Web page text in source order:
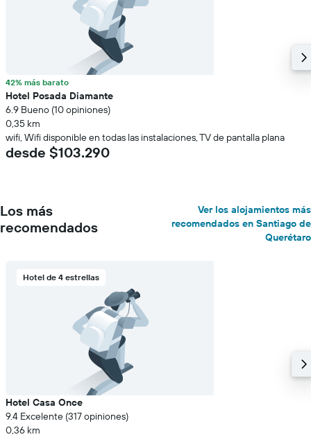
42% más barato
Hotel Posada Diamante
6.9 Bueno (10 opiniones)
0,35 km
wifi, Wifi disponible en todas las instalaciones, TV de pantalla plana
desde $103.290
Los más
recomendados
Ver los alojamientos más
recomendados en Santiago de
Querétaro
Hotel de 4 estrellas
Hotel Casa Once
9.4 Excelente (317 opiniones)
0,36 km